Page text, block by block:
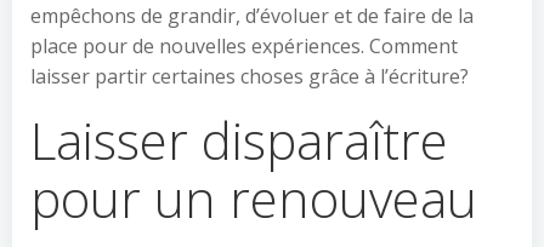
empêchons de grandir, d’évoluer et de faire de la
place pour de nouvelles expériences. Comment
laisser partir certaines choses grâce à l’écriture?
Laisser disparaître
pour un renouveau